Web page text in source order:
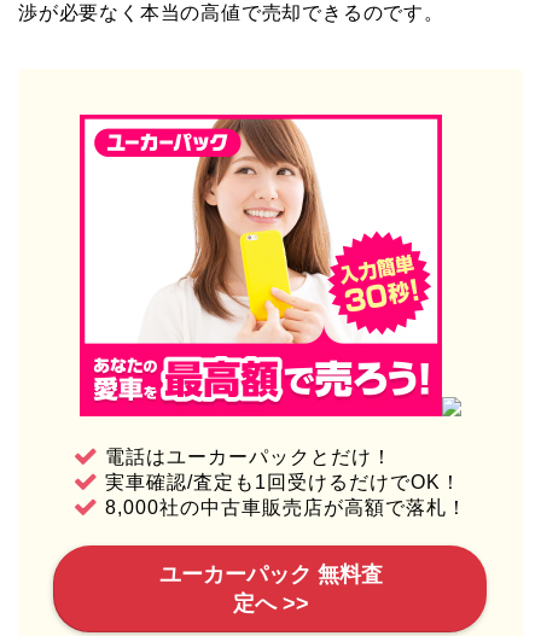
渉が必要なく本当の高値で売却できるのです。
電話はユーカーパックとだけ！
実車確認/査定も1回受けるだけでOK！
8,000社の中古車販売店が高額で落札！
ユーカーパック 無料査
定へ >>